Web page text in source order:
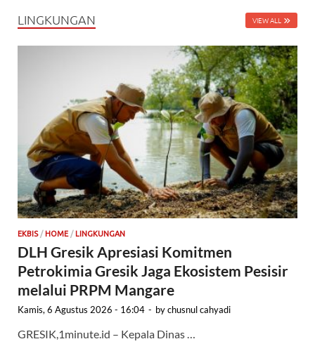
LINGKUNGAN VIEW ALL
EKBIS/ HOME / LINGKUNGAN
DLH Gresik Apresiasi Komitmen
Petrokimia Gresik Jaga Ekosistem Pesisir
melalui PRPM Mangare
Kamis, 6 Agustus 2026 - 16:04 - bychusnul cahyadi
GRESIK,1minute.id – Kepala Dinas …